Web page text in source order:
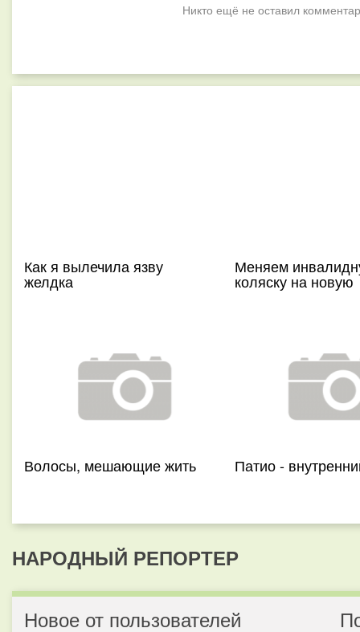
Никто ещё не оставил
Как я вылечила язву
желдка
Меняем
коляску на новую
Волосы, мешающие жить Патио -
НАРОДНЫЙ РЕПОРТЕР
Новое от пользователей